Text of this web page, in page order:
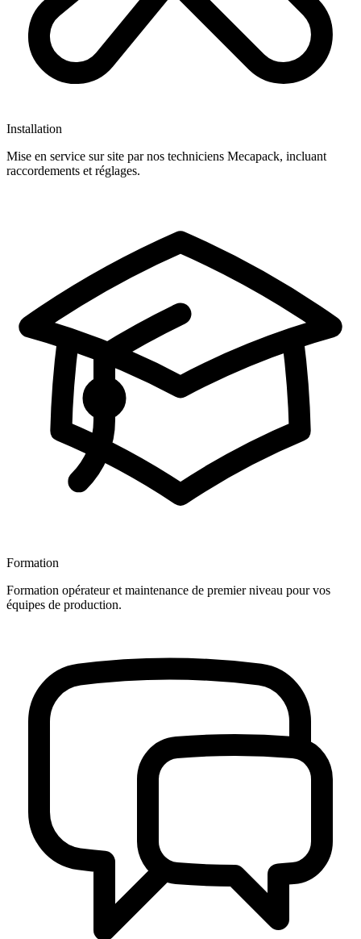
Installation
Mise en service sur site par nos techniciens Mecapack, incluant
raccordements et réglages.
Formation
Formation opérateur et maintenance de premier niveau pour vos
équipes de production.